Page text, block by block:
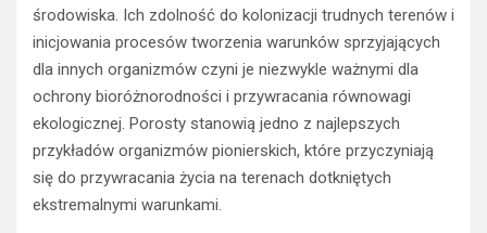
środowiska. Ich zdolność do kolonizacji trudnych terenów i
inicjowania procesów tworzenia warunków sprzyjających
dla innych organizmów czyni je niezwykle ważnymi dla
ochrony bioróżnorodności i przywracania równowagi
ekologicznej. Porosty stanowią jedno z najlepszych
przykładów organizmów pionierskich, które przyczyniają
się do przywracania życia na terenach dotkniętych
ekstremalnymi warunkami.